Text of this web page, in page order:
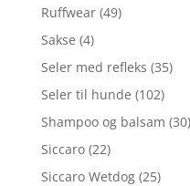
Ruffwear (49)
Sakse (4)
Seler med refleks (35)
Seler til hunde (102)
Shampoo og balsam (30)
Siccaro (22)
Siccaro Wetdog (25)